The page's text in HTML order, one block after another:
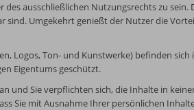
ausschließlichen Nutzungsrechts zu
Umgekehrt genießt der Nutzer die
Logos, Ton- und Kunstwerke) befinden
Eigentums geschützt.
und Sie verpflichten sich, die Inhalte in
Sie mit Ausnahme Ihrer persönlichen